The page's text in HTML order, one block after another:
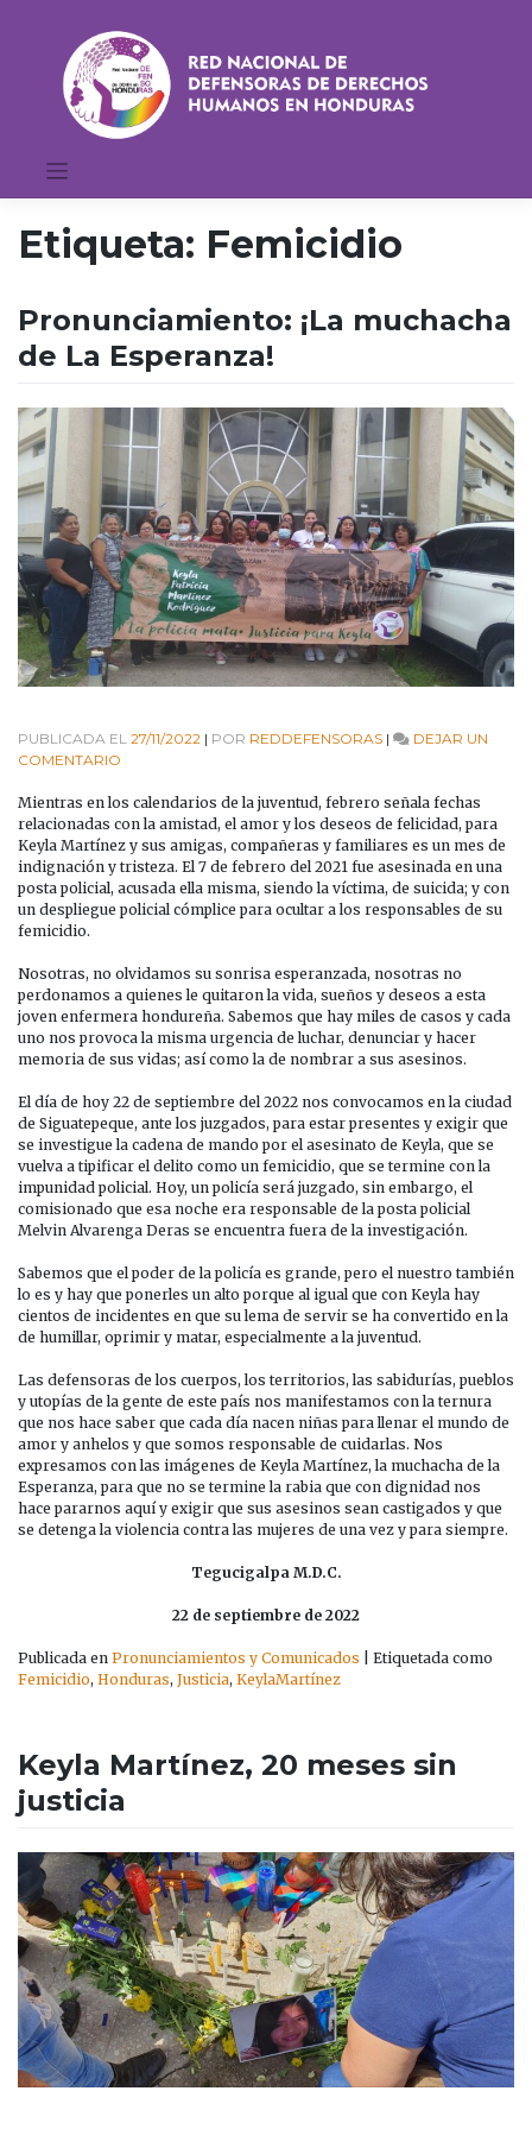
Etiqueta: Femicidio
Pronunciamiento: ¡La muchacha
de La Esperanza!
PUBLICADA EL 27/11/2022 | POR REDDEFENSORAS |
DEJAR UN
COMENTARIO
¡LA
MUCHACHA
DE
LA
ESPERANZA!
Mientras en los calendarios de la juventud, febrero señala fechas
relacionadas con la amistad, el amor y los deseos de felicidad, para
Keyla Martínez y sus amigas, compañeras y familiares es un mes de
indignación y tristeza. El 7 de febrero del 2021 fue asesinada en una
posta policial, acusada ella misma, siendo la víctima, de suicida; y con
un despliegue policial cómplice para ocultar a los responsables de su
femicidio.
Nosotras, no olvidamos su sonrisa esperanzada, nosotras no
perdonamos a quienes le quitaron la vida, sueños y deseos a esta
joven enfermera hondureña. Sabemos que hay miles de casos y cada
uno nos provoca la misma urgencia de luchar, denunciar y hacer
memoria de sus vidas; así como la de nombrar a sus asesinos.
El día de hoy 22 de septiembre del 2022 nos convocamos en la ciudad
de Siguatepeque, ante los juzgados, para estar presentes y exigir que
se investigue la cadena de mando por el asesinato de Keyla, que se
vuelva a tipificar el delito como un femicidio, que se termine con la
impunidad policial. Hoy, un policía será juzgado, sin embargo, el
comisionado que esa noche era responsable de la posta policial
Melvin Alvarenga Deras se encuentra fuera de la investigación.
Sabemos que el poder de la policía es grande, pero el nuestro también
lo es y hay que ponerles un alto porque al igual que con Keyla hay
cientos de incidentes en que su lema de servir se ha convertido en la
de humillar, oprimir y matar, especialmente a la juventud.
Las defensoras de los cuerpos, los territorios, las sabidurías, pueblos
y utopías de la gente de este país nos manifestamos con la ternura
que nos hace saber que cada día nacen niñas para llenar el mundo de
amor y anhelos y que somos responsable de cuidarlas. Nos
expresamos con las imágenes de Keyla Martínez, la muchacha de la
Esperanza, para que no se termine la rabia que con dignidad nos
hace pararnos aquí y exigir que sus asesinos sean castigados y que
se detenga la violencia contra las mujeres de una vez y para siempre.
Tegucigalpa M.D.C.
22 de septiembre de 2022
Publicada en Pronunciamientos y Comunicados
Etiquetada como
Femicidio, Honduras, Justicia, KeylaMartínez
Keyla Martínez, 20 meses sin
justicia